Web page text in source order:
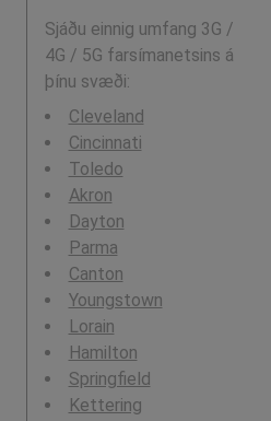
Sjáðu einnig umfang 3G /
4G / 5G farsímanetsins á
þínu svæði:
Cleveland
Cincinnati
Toledo
Akron
Dayton
Parma
Canton
Youngstown
Lorain
Hamilton
Springfield
Kettering